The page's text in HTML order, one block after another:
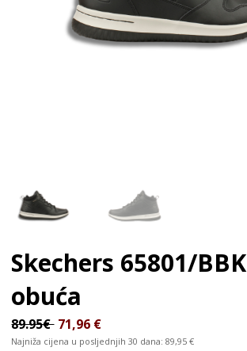
Skechers 65801/BBK
obuća
89.95€ 71,96 €
Najniža cijena u posljednjih 30 dana:89,95€